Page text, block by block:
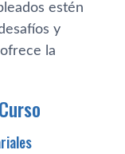
estén
y
la